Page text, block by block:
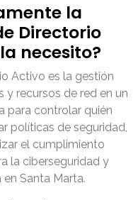
la
Directorio
necesito?
Activo es la gestión
y recursos de red en un
para controlar quién
políticas de seguridad,
el cumplimiento
la ciberseguridad y
Santa Marta.